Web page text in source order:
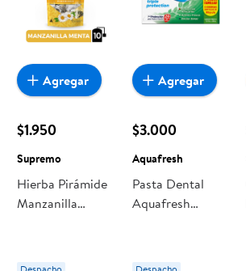
$1.950
Supremo
Hierba Pirámide
Manzanilla
Agregar
$3.000
Aquafresh
Pasta Dental
Aquafresh
Agregar